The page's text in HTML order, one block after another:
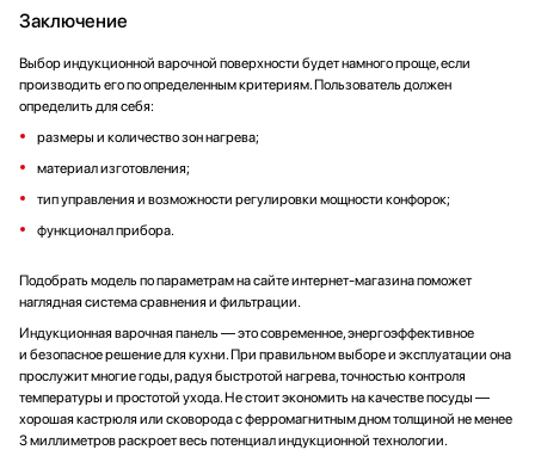
Заключение
Выбор индукционной варочной поверхности будет намного проще, если
производить его по определенным критериям. Пользователь должен
определить для себя:
размеры и количество зон нагрева;
материал изготовления;
тип управления и возможности регулировки мощности конфорок;
функционал прибора.
Подобрать модель по параметрам на сайте интернет-магазина поможет
наглядная система сравнения и фильтрации.
Индукционная варочная панель — это современное, энергоэффективное
и безопасное решение для кухни. При правильном выборе и эксплуатации она
прослужит многие годы, радуя быстротой нагрева, точностью контроля
температуры и простотой ухода. Не стоит экономить на качестве посуды —
хорошая кастрюля или сковорода с ферромагнитным дном толщиной не менее
3 миллиметров раскроет весь потенциал индукционной технологии.